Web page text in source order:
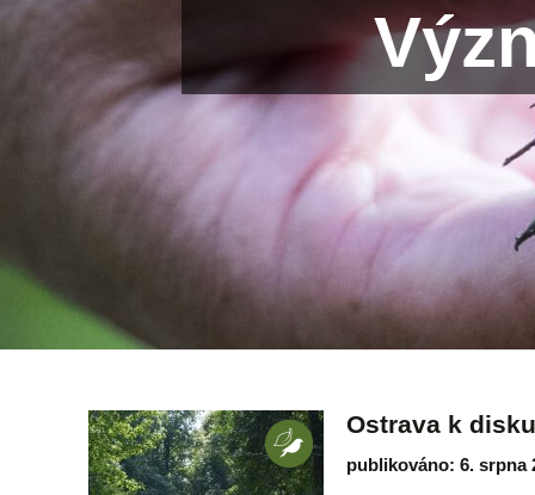
Ostrava k
publikováno: 6. srpna